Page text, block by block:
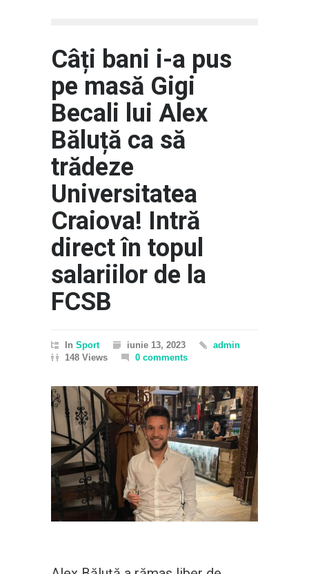
Câți bani i-a pus
pe masă Gigi
Becali lui Alex
Băluță ca să
trădeze
Universitatea
Craiova! Intră
direct în topul
salariilor de la
FCSB
In Sport iunie 13, 2023
admin
148 Views
0 comments